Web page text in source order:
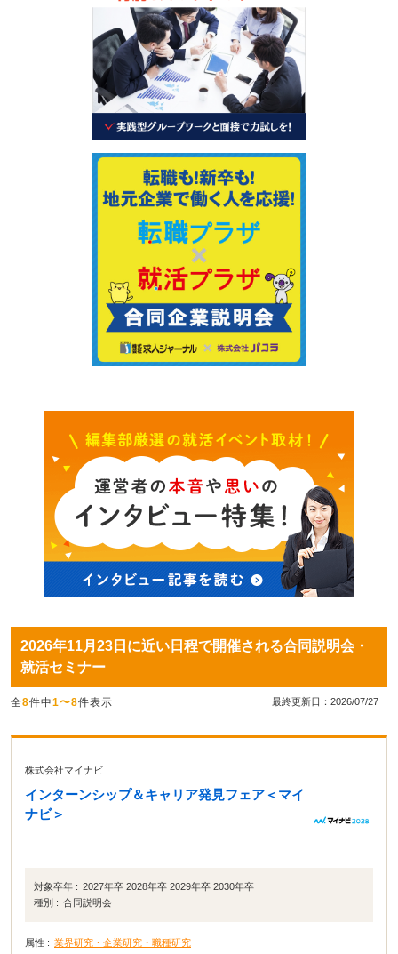
2026年11月23日に近い日程で開催される合同説明会・
就活セミナー
全8件中1〜8件表示 最終更新日：2026/07/27
株式会社マイナビ
インターンシップ＆キャリア発見フェア＜マイ
ナビ＞
対象卒年 : 2027年卒 2028年卒 2029年卒 2030年卒
種別 : 合同説明会
属性 : 業界研究・企業研究・職種研究